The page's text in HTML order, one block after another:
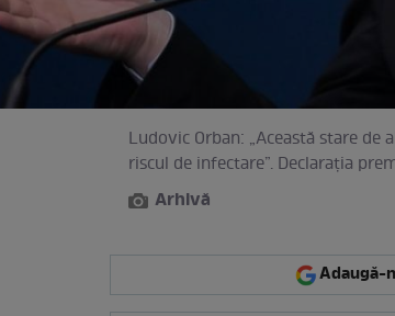
Ludovic Orban: „Această stare
riscul de infectare”. Declarația
Arhivă
Adaugă-